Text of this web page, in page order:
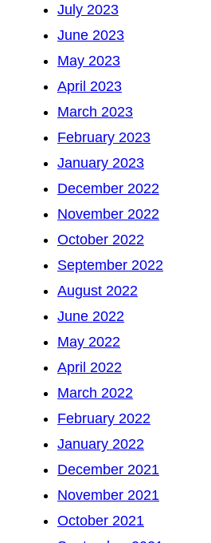
July 2023
June 2023
May 2023
April 2023
March 2023
February 2023
January 2023
December 2022
November 2022
October 2022
September 2022
August 2022
June 2022
May 2022
April 2022
March 2022
February 2022
January 2022
December 2021
November 2021
October 2021